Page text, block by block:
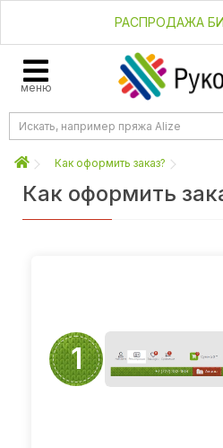
РАСПРОДАЖА
меню
Как оформить заказ?
Как оформить
1
на сайте